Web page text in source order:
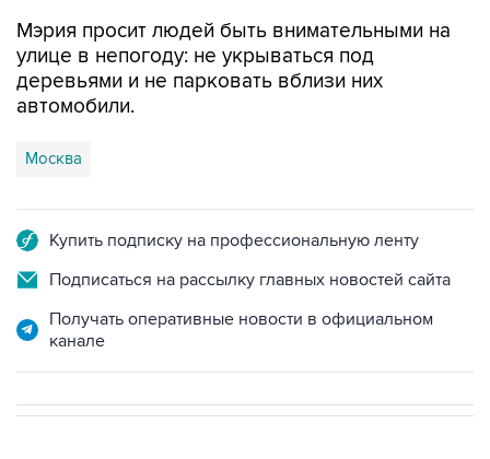
Мэрия просит людей быть внимательными на
улице в непогоду: не укрываться под
деревьями и не парковать вблизи них
автомобили.
Москва
Купить подписку на профессиональную ленту
Подписаться на рассылку главных новостей сайта
Получать оперативные новости в официальном
канале